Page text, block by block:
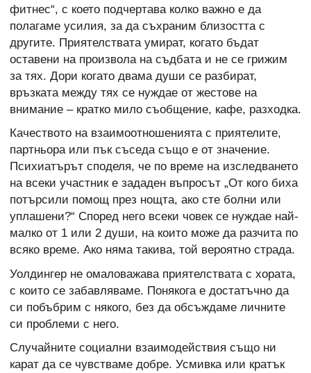
фитнес“, с което подчертава колко важно е да
полагаме усилия, за да съхраним близостта с
другите. Приятелствата умират, когато бъдат
оставени на произвола на съдбата и не се грижим
за тях. Дори когато двама души се разбират,
връзката между тях се нуждае от жестове на
внимание – кратко мило съобщение, кафе, разходка.
Качеството на взаимоотношенията с приятелите,
партньора или пък съседа също е от значение.
Психиатърът споделя, че по време на изследването
на всеки участник е зададен въпросът „От кого биха
потърсили помощ през нощта, ако сте болни или
уплашени?“ Според него всеки човек се нуждае най-
малко от 1 или 2 души, на които може да разчита по
всяко време. Ако няма такива, той вероятно страда.
Уолдингер не омаловажава приятелствата с хората,
с които се забавляваме. Понякога е достатъчно да
си побъбрим с някого, без да обсъждаме личните
си проблеми с него.
Случайните социални взаимодействия също ни
карат да се чувстваме добре. Усмивка или кратък